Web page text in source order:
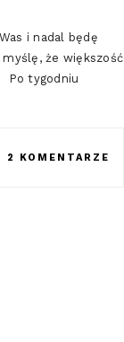
i nadal będę
że większość
Po tygodniu
2 KOMENTARZE